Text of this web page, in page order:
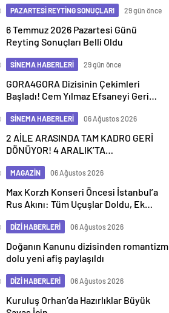
PAZARTESİ REYTİNG SONUÇLARI 29 gün önce
6 Temmuz 2026 Pazartesi Günü
Reyting Sonuçları Belli Oldu
SİNEMA HABERLERİ 29 gün önce
GORA4GORA Dizisinin Çekimleri
Başladı! Cem Yılmaz Efsaneyi Geri
SİNEMA HABERLERİ 06 Ağustos 2026
2 AİLE ARASINDA TAM KADRO GERİ
DÖNÜYOR! 4 ARALIK’TA
MAGAZİN 06 Ağustos 2026
Max Korzh Konseri Öncesi İstanbul’a
Rus Akını: Tüm Uçuşlar Doldu, Ek
DİZİ HABERLERİ 06 Ağustos 2026
Doğanın Kanunu dizisinden romantizm
dolu yeni afiş paylaşıldı
DİZİ HABERLERİ 06 Ağustos 2026
Kuruluş Orhan’da Hazırlıklar Büyük